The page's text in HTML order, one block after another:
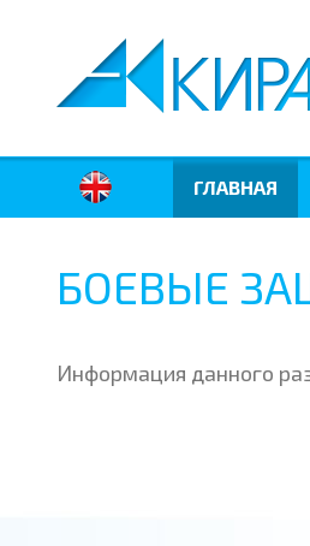
ГЛАВНАЯ
БОЕВЫЕ
Информация данного